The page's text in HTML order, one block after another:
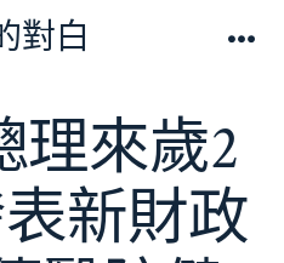
對白
理來歲2
新財政